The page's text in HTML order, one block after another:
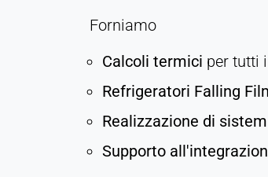
Forniamo
Calcoli termici per tutti
Refrigeratori Falling
Realizzazione di
Supporto
Vimeo, Inc.
Contenuti video incorporati
duration: